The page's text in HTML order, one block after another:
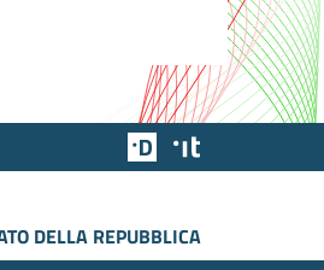
Team Digitale
DELLA REPUBBLICA